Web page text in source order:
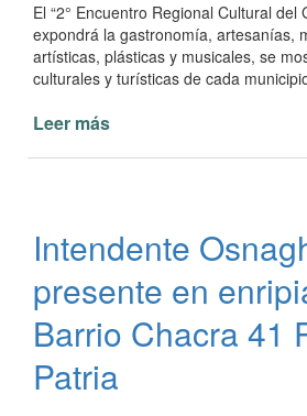
El “2° Encuentro Regional Cultural del
expondrá la gastronomía, artesanías,
artísticas, plásticas y musicales, se
culturales y turísticas de cada
Leer más
Gran
Corrientes
Intendente
presente en
Barrio Chacra 41
Patria